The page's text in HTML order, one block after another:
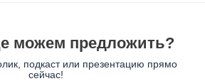
можем предложить?
подкаст или презентацию прямо
сейчас!